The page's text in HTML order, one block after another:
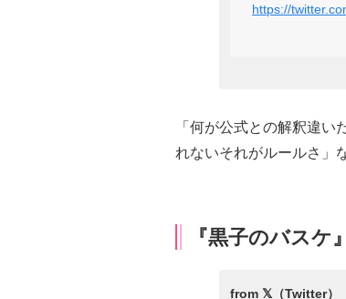
https://
「何が公式との解釈違
れないそれがルールさ」
『黒子のバスケ』